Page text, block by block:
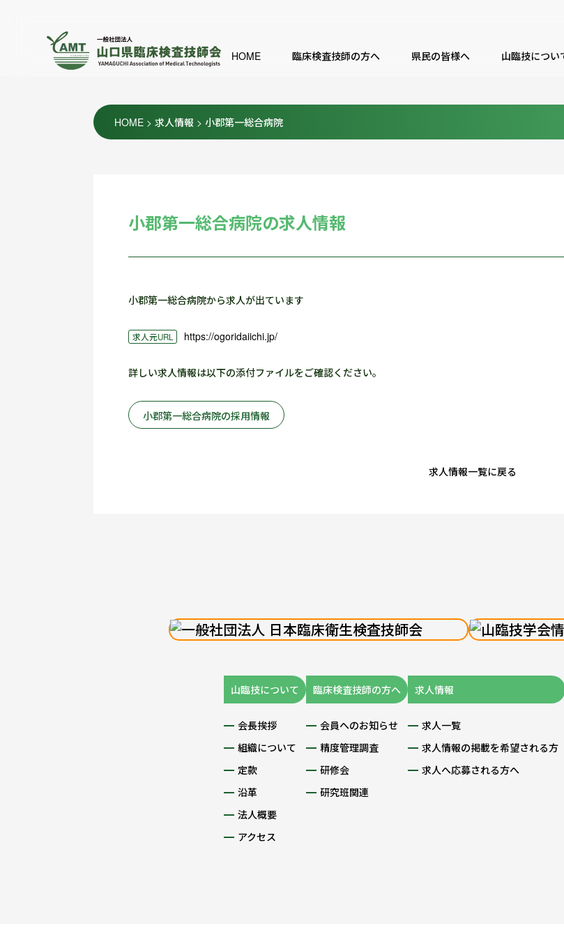
HOME 臨床検査技師の方へ 県民の皆様へ 山臨技につい
HOME >求人情報 >小郡第一総合病院
小郡第一総合病院の求人情報
小郡第一総合病院から求人が出ています
求人元URL https://ogoridaiichi.jp/
詳しい求人情報は以下の添付ファイルをご確認ください。
小郡第一総合病院の採用情報
求人情報一覧に戻る
山臨技について
会長挨拶
組織について
定款
沿革
法人概要
アクセス
臨床検査技師の方へ
会員へのお知らせ
精度管理調査
研修会
研究班関連
求人情報
求人一覧
求人情報の掲載を希望される方
求人へ応募される方へ